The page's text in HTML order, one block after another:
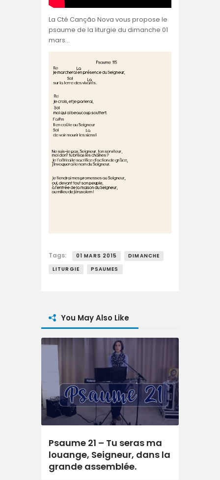
La Cté Canção Nova vous propose le
psaume de la liturgie du dimanche 01
mars…
Tags: 01 MARS 2015
DIMANCHE
LITURGIE
PSAUMES
You May Also Like
Psaume 21 – Tu seras ma
louange, Seigneur, dans la
grande assemblée.